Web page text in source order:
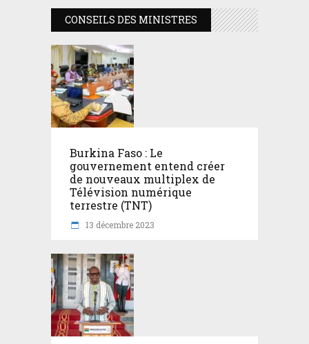
CONSEILS DES MINISTRES
Burkina Faso : Le
gouvernement entend créer
de nouveaux multiplex de
Télévision numérique
terrestre (TNT)
13 décembre 2023